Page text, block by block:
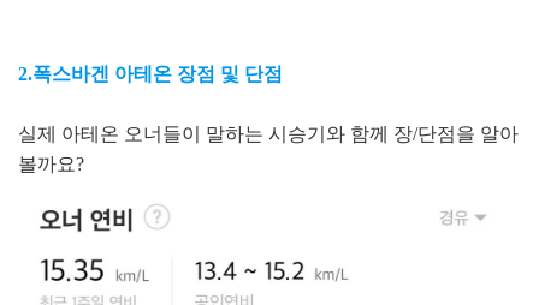
2.폭스바겐 아테온 장점 및 단점
실제 아테온 오너들이 말하는 시승기와 함께 장/단점을 알아
볼까요?